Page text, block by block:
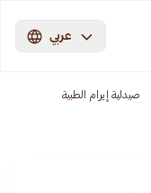
عربي
صيدلية إيرام الطبية